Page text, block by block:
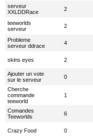
serveur
XXLDDRace
2
teeworlds
serveur
2
Probleme
serveur ddrace
4
skins eyes 2
Ajouter un vote
sur le serveur
0
Cherche
commande
teeworld
1
Comandes
Teeworlds
6
Crazy Food 0